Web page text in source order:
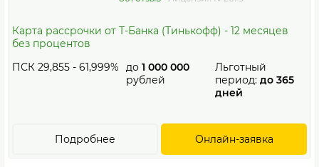
Карта рассрочки от Т-Банка (Тинькофф) - 12 месяцев
без процентов
ПСК 29,855 - 61,999%
до 1 000 000
рублей
Льготный
период: до 365
дней
Онлайн-заявка
Подробнее